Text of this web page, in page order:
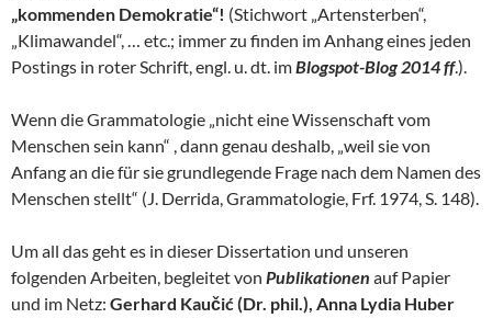
„kommenden Demokratie“! (Stichwort „Artensterben“,
„Klimawandel“, … etc.; immer zu finden im Anhang eines jeden
Postings in roter Schrift, engl. u. dt. imBlogspot-Blog 2014 ff.).
Wenn die Grammatologie „nicht eine Wissenschaft vom
Menschen sein kann“ , dann genau deshalb, „weil sie von
Anfang an die für sie grundlegende Frage nach dem Namen des
Menschen stellt“ (J. Derrida, Grammatologie, Frf. 1974, S. 148).
Um all das geht es in dieser Dissertation und unseren
folgenden Arbeiten, begleitet von Publikationen auf Papier
und im Netz: Gerhard Kaučić (Dr. phil.), Anna Lydia Huber